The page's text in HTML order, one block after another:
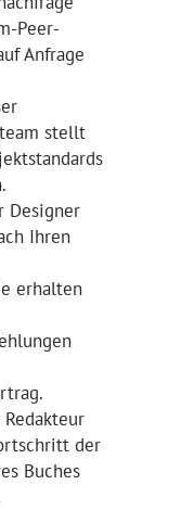
Peer-
Anfrage
stellt
Designer
Ihren
erhalten
der
Buches